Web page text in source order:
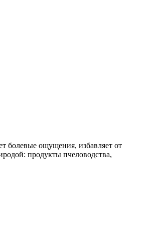
болевые ощущения, избавляет от
продукты пчеловодства,